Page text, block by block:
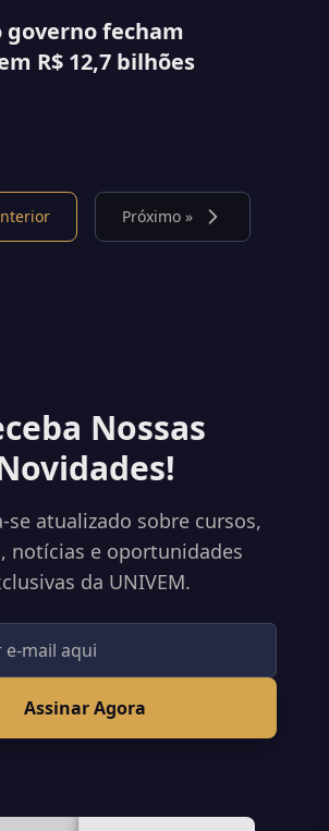
governo fecham
R$ 12,7 bilhões
Próximo »
Nossas
se atualizado sobre cursos,
notícias e oportunidades
da UNIVEM.
Assinar Agora